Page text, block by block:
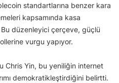
standartlarına benzer kara
kapsamında kasa
Bu düzenleyici çerçeve, güçlü
vurgu yapıyor.
Chris Yin, bu yeniliğin internet
demokratikleştirdiğini belirtti.